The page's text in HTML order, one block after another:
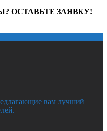
ОСТАВЬТЕ ЗАЯВКУ!
вам лучший